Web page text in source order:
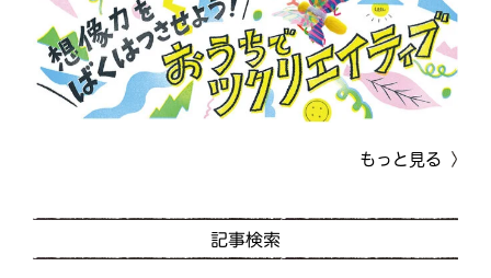
もっと見る
記事検索